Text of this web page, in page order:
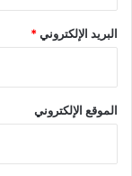
البريد الإلكتروني*
الموقع الإلكتروني